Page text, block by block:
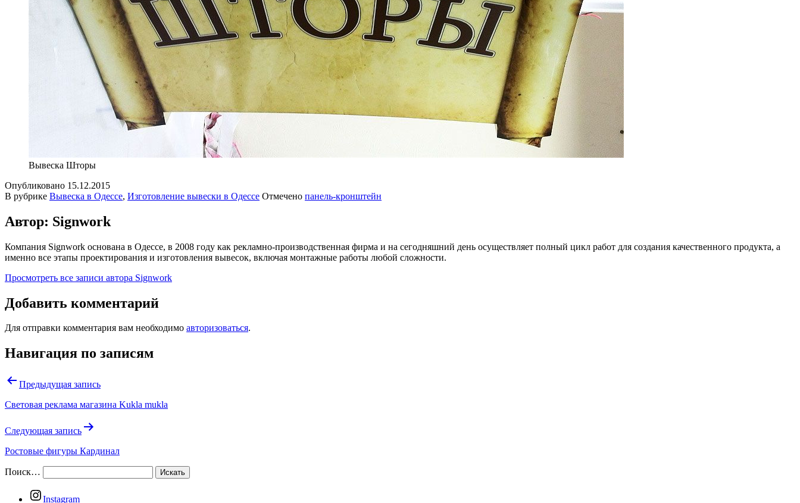
Вывеска Шторы
Опубликовано 15.12.2015
В рубрике Вывеска в Одессе, Изготовление вывески в Одессе Отмечено панель-кронштейн
Автор: Signwork
Компания Signwork основана в Одессе, в 2008 году как рекламно-производственная фирма и на сегодняшний день осуществляет полный цикл работ для создания качественного продукта, а
именно все этапы проектирования и изготовления вывесок, включая монтажные работы любой сложности.
Просмотреть все записи автора Signwork
Добавить комментарий
Для отправки комментария вам необходимо авторизоваться.
Навигация по записям
Предыдущая запись
Световая реклама магазина Kukla mukla
Следующая запись
Ростовые фигуры Кардинал
Поиск…
Instagram